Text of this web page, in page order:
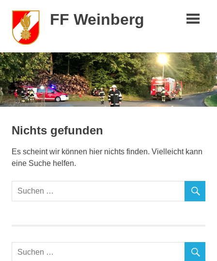
springen
FF Weinberg
Nichts gefunden
Es scheint wir können hier nichts finden. Vielleicht kann
eine Suche helfen.